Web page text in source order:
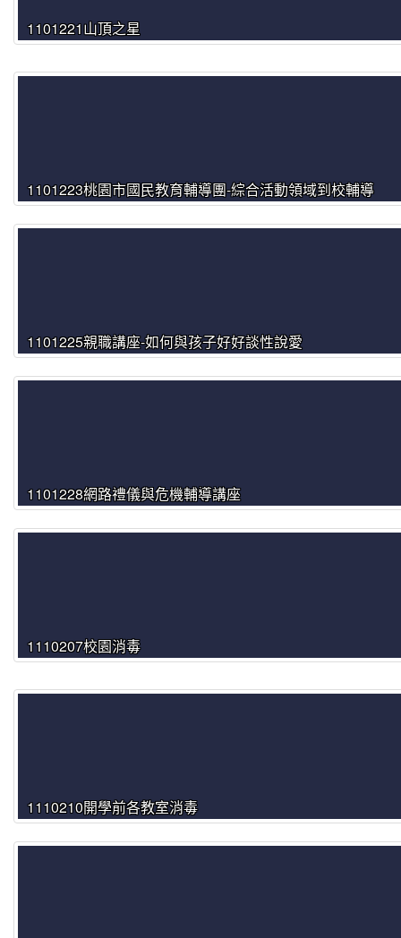
1101221山頂之星
1101223桃園市國民教育輔導團-綜合活動領域到校輔導
1101225親職講座-如何與孩子好好談性說愛
1101228網路禮儀與危機輔導講座
1110207校園消毒
1110210開學前各教室消毒